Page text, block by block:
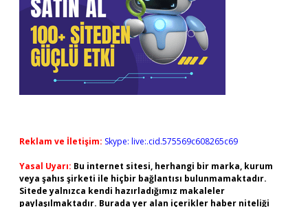
Reklam ve İletişim: Skype: live:.cid.575569c608265c69
Yasal Uyarı: Bu internet sitesi, herhangi bir marka, kurum
veya şahıs şirketi ile hiçbir bağlantısı bulunmamaktadır.
Sitede yalnızca kendi hazırladığımız makaleler
paylaşılmaktadır. Burada yer alan içerikler haber niteliği